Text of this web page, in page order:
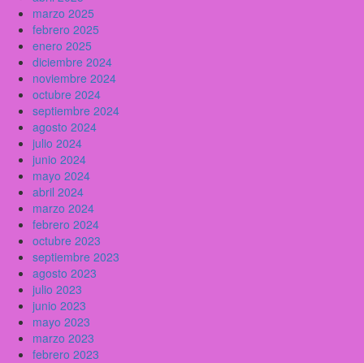
marzo 2025
febrero 2025
enero 2025
diciembre 2024
noviembre 2024
octubre 2024
septiembre 2024
agosto 2024
julio 2024
junio 2024
mayo 2024
abril 2024
marzo 2024
febrero 2024
octubre 2023
septiembre 2023
agosto 2023
julio 2023
junio 2023
mayo 2023
marzo 2023
febrero 2023